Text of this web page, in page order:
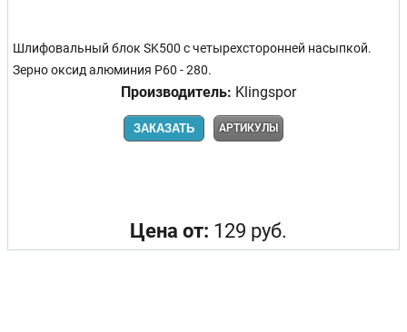
Шлифовальный блок SK500 с четырехсторонней насыпкой.
Зерно оксид алюминия Р60 - 280.
Производитель: Klingspor
ЗАКАЗАТЬ АРТИКУЛЫ
Цена от: 129 руб.